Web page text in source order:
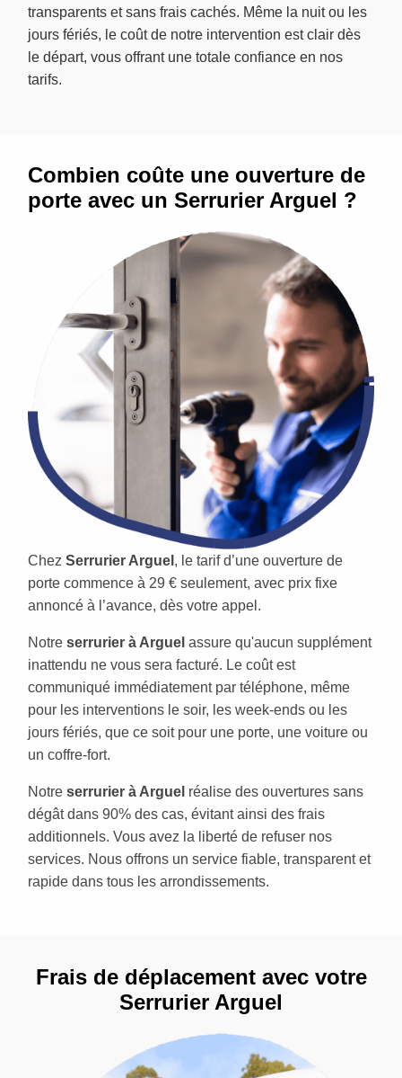
transparents et sans frais cachés. Même la nuit ou les
jours fériés, le coût de notre intervention est clair dès
le départ, vous offrant une totale confiance en nos
tarifs.
Combien coûte une ouverture de
porte avec un Serrurier Arguel ?
Chez Serrurier Arguel , le tarif d’une ouverture de
porte commence à 29 € seulement, avec prix fixe
annoncé à l’avance, dès votre appel.
Notre serrurier à Arguel assure qu'aucun supplément
inattendu ne vous sera facturé. Le coût est
communiqué immédiatement par téléphone, même
pour les interventions le soir, les week-ends ou les
jours fériés, que ce soit pour une porte, une voiture ou
un coffre-fort.
Notre serrurier à Arguel réalise des ouvertures sans
dégât dans 90% des cas, évitant ainsi des frais
additionnels. Vous avez la liberté de refuser nos
services. Nous offrons un service fiable, transparent et
rapide dans tous les arrondissements.
Frais de déplacement avec votre
Serrurier Arguel